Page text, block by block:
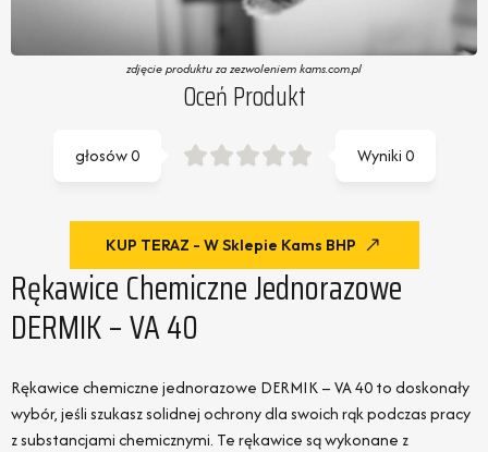
zdjęcie produktu za zezwoleniem kams.com.pl
Oceń Produkt
Wyniki0
głosów0
KUP TERAZ - W Sklepie Kams BHP
Rękawice Chemiczne Jednorazowe
DERMIK – VA 40
Rękawice chemiczne jednorazowe DERMIK – VA 40 to doskonały
wybór, jeśli szukasz solidnej ochrony dla swoich rąk podczas pracy
z substancjami chemicznymi. Te rękawice są wykonane z